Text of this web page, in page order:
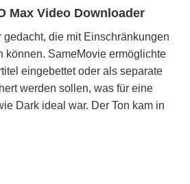
Max Video Downloader
gedacht, die mit Einschränkungen
können. SameMovie ermöglichte
eingebettet oder als separate
werden sollen, was für eine
Dark ideal war. Der Ton kam in